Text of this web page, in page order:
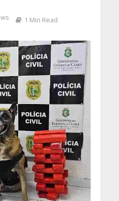
1 Min Read